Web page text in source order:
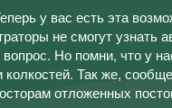
у вас есть эта
не смогут узнать
Но помни, что у
Так же,
отложенных